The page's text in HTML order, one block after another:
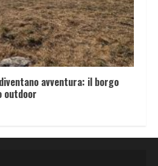
avventura: il borgo
outdoor